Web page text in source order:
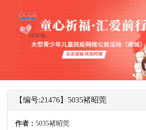
【编号:21476】5035褚昭莞
作者： 5035褚昭莞